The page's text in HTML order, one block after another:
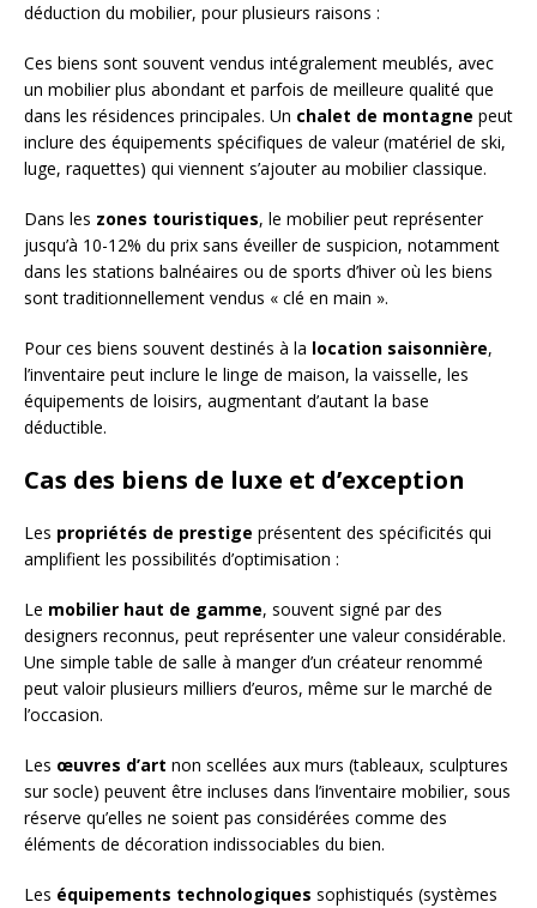
déduction du mobilier, pour plusieurs raisons :
Ces biens sont souvent vendus intégralement meublés, avec
un mobilier plus abondant et parfois de meilleure qualité que
dans les résidences principales. Un chalet de montagne peut
inclure des équipements spécifiques de valeur (matériel de ski,
luge, raquettes) qui viennent s’ajouter au mobilier classique.
Dans les zones touristiques, le mobilier peut représenter
jusqu’à 10-12% du prix sans éveiller de suspicion, notamment
dans les stations balnéaires ou de sports d’hiver où les biens
sont traditionnellement vendus « clé en main ».
Pour ces biens souvent destinés à la location saisonnière,
l’inventaire peut inclure le linge de maison, la vaisselle, les
équipements de loisirs, augmentant d’autant la base
déductible.
Cas des biens de luxe et d’exception
Les propriétés de prestige présentent des spécificités qui
amplifient les possibilités d’optimisation :
Le mobilier haut de gamme, souvent signé par des
designers reconnus, peut représenter une valeur considérable.
Une simple table de salle à manger d’un créateur renommé
peut valoir plusieurs milliers d’euros, même sur le marché de
l’occasion.
Les œuvres d’art non scellées aux murs (tableaux, sculptures
sur socle) peuvent être incluses dans l’inventaire mobilier, sous
réserve qu’elles ne soient pas considérées comme des
éléments de décoration indissociables du bien.
Les équipements technologiques sophistiqués (systèmes